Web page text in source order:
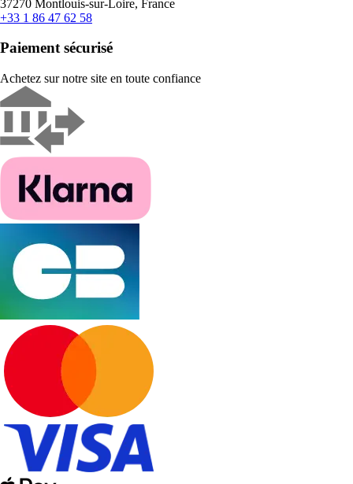
37270 Montlouis-sur-Loire, France
+33 1 86 47 62 58
Paiement sécurisé
Achetez sur notre site en toute confiance